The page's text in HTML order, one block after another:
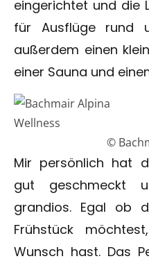
eingerichtet und die
für Ausflüge rund
außerdem einen
einer Sauna und
©
Mir persönlich hat
gut geschmeckt
grandios. Egal ob
Frühstück
Wunsch hast. Das